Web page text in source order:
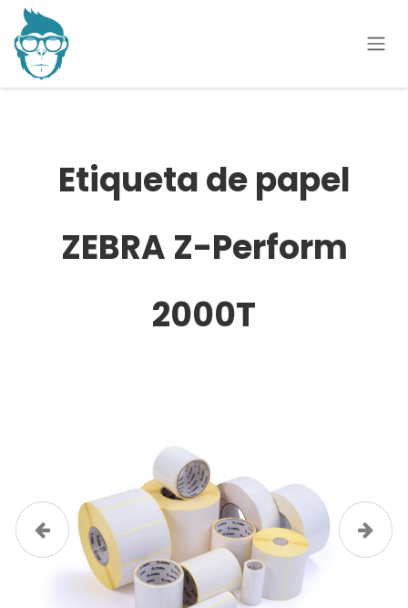
Ir al contenido
Etiqueta de papel
ZEBRA Z-Perform
2000T
Anterior